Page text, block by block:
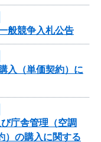
般競争入札公告
入（単価契約）に
庁舎管理（空調
）の購入に関する